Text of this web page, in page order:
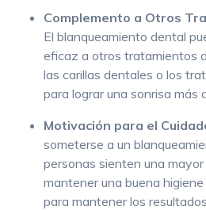
Complemento a Otros
El blanqueamiento dental
eficaz a otros tratamientos
las carillas dentales o los
para lograr una sonrisa más
Motivación para el
someterse a un
personas sienten una
mantener una buena
para mantener los